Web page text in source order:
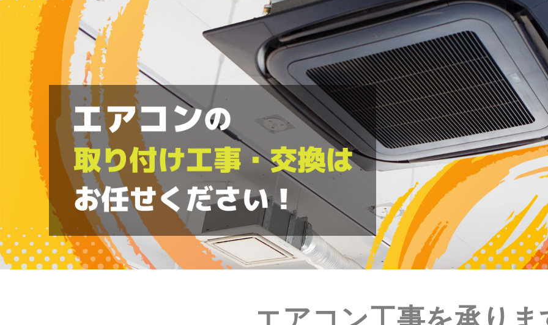
エアコン工事を承りま